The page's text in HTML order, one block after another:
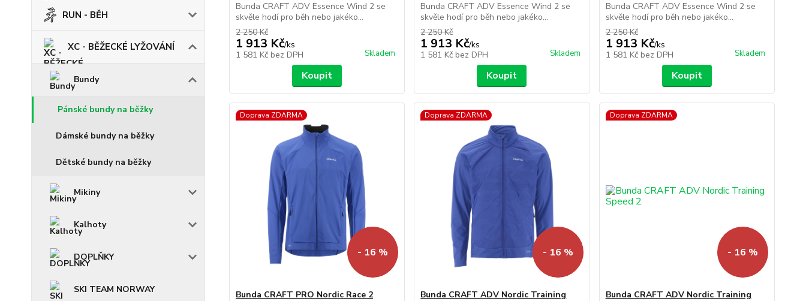
RUN - BĚH
XC - BĚŽECKÉ LYŽOVÁNÍ
Bundy
Pánské bundy na běžky
Dámské bundy na běžky
Dětské bundy na běžky
Mikiny
Kalhoty
DOPLŇKY
SKI TEAM NORWAY
Bunda CRAFT ADV Essence Wind 2 se
skvěle hodí pro běh nebo jakéko...
2 250 Kč
1 913 Kč/ks
1 581 Kč bez DPH Skladem
Koupit
Bunda CRAFT ADV Essence Wind 2 se
skvěle hodí pro běh nebo jakéko...
2 250 Kč
1 913 Kč/ks
1 581 Kč bez DPH Skladem
Koupit
Bunda CRAFT ADV Essence Wind 2 se
skvěle hodí pro běh nebo jakéko...
2 250 Kč
1 913 Kč/ks
1 581 Kč bez DPH Skladem
Koupit
Doprava ZDARMA
- 16 %
Bunda CRAFT PRO Nordic Race 2
Doprava ZDARMA
- 16 %
Bunda CRAFT ADV Nordic Training
Doprava ZDARMA
- 16 %
Bunda CRAFT ADV Nordic Training